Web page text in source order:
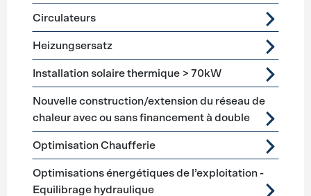
Circulateurs
Heizungsersatz
Installation solaire thermique > 70kW
Nouvelle construction/extension du réseau de
chaleur avec ou sans financement à double
Optimisation Chaufferie
Optimisations énergétiques de l’exploitation -
Equilibrage hydraulique